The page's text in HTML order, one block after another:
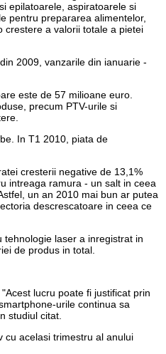
epilatoarele, aspiratoarele si
pentru prepararea alimentelor,
crestere a valorii totale a pietei
2009, vanzarile din ianuarie -
este de 57 milioane euro.
precum PTV-urile si
In T1 2010, piata de
cresterii negative de 13,1%
intreaga ramura - un salt in ceea
un an 2010 mai bun ar putea
descrescatoare in ceea ce
laser a inregistrat in
de produs in total.
lucru poate fi justificat prin
urile continua sa
studiul citat.
cu acelasi trimestru al anului